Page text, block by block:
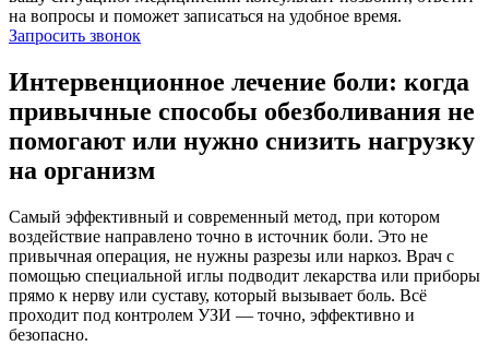
на вопросы и поможет записаться на удобное время.
Запросить звонок
Интервенционное лечение боли: когда
привычные способы обезболивания не
помогают или нужно снизить нагрузку
на организм
Самый эффективный и современный метод, при котором
воздействие направлено точно в источник боли. Это не
привычная операция, не нужны разрезы или наркоз. Врач с
помощью специальной иглы подводит лекарства или приборы
прямо к нерву или суставу, который вызывает боль. Всё
проходит под контролем УЗИ — точно, эффективно и
безопасно.